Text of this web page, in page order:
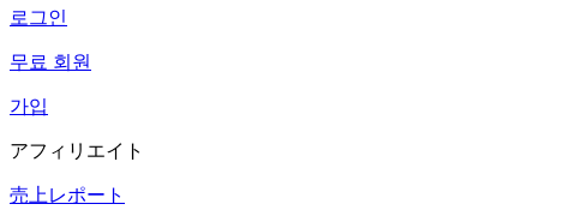
로그인
무료 회원
가입
アフィリエイト
売上レポート